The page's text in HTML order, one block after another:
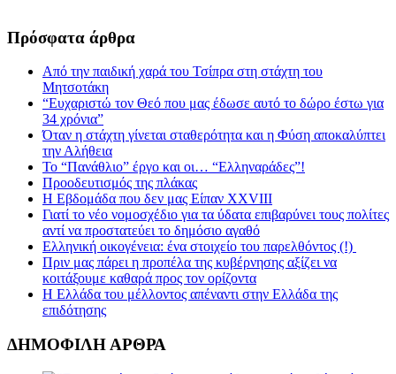
Πρόσφατα άρθρα
Από την παιδική χαρά του Τσίπρα στη στάχτη του
Μητσοτάκη
“Ευχαριστώ τον Θεό που μας έδωσε αυτό το δώρο έστω για
34 χρόνια”
Όταν η στάχτη γίνεται σταθερότητα και η Φύση αποκαλύπτει
την Αλήθεια
Το “Πανάθλιο” έργο και οι… “Ελληναράδες”!
Προοδευτισμός της πλάκας
Η Εβδομάδα που δεν μας Είπαν XXVIII
Γιατί το νέο νομοσχέδιο για τα ύδατα επιβαρύνει τους πολίτες
αντί να προστατεύει το δημόσιο αγαθό
Ελληνική οικογένεια: ένα στοιχείο του παρελθόντος (!)
Πριν μας πάρει η προπέλα της κυβέρνησης αξίζει να
κοιτάξουμε καθαρά προς τον ορίζοντα
Η Ελλάδα του μέλλοντος απέναντι στην Ελλάδα της
επιδότησης
ΔΗΜΟΦΙΛΗ ΑΡΘΡΑ